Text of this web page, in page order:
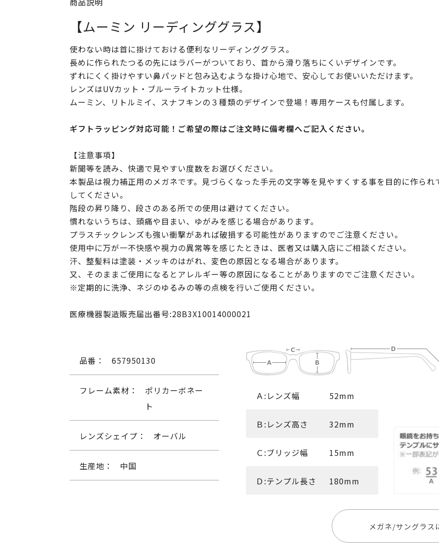
【ムーミン リーディンググラス】
使わない時は首に掛けておける便利なリーディンググラス。
長めに作られたつるの先にはラバーがついており、首から滑り落ちにくいデザインです。
ずれにくく掛けやすい鼻パッドと包み込むような掛け心地で、安心してお使いいただけます。
レンズはUVカット・ブルーライトカット仕様。
ムーミン、リトルミイ、スナフキンの３種類のデザインで登場！専用ケースも付属します。
ギフトラッピング対応可能！ご希望の際はご注文時に備考欄へご記入ください。
【注意事項】
新聞等を読み、快適で見やすい度数をお選びください。
本製品は視力補正用のメガネです。見づらくなった手元の文字等を見やすくする事を目的に作ら
してください。
階段の昇り降り、段さのある所での使用は避けてください。
慣れないうちは、頭痛や目まい、ゆがみを感じる場合があります。
プラスチックレンズも強い衝撃があれば破損する可能性がありますのでご注意ください。
使用中に万が一不快感や視力の異常等を感じたときは、医者又は購入店にご相談ください。
汗、整髪料は塗装・メッキのはがれ、変色の原因となる場合があります。
又、そのままご使用になるとアレルギー等の原因になることがありますのでご注意ください。
※定期的に洗浄、ネジのゆるみの等の点検を行いご使用ください。
医療機器製造販売届出番号:28B3X10014000021
品番： 657950130
フレーム素材：
ポリカーボネー
ト
レンズシェイプ： オーバル
生産地： 中国
Ａ:レンズ幅 52mm
Ｂ:レンズ高さ 32mm
Ｃ:ブリッジ幅 15mm
Ｄ:テンプル長さ 180mm
メガネ/サングラス